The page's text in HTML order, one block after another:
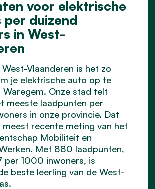
voor elektrische
per duizend
in West-
West-Vlaanderen is het zo
je elektrische auto op te
Waregem. Onze stad telt
meeste laadpunten per
in onze provincie. Dat
recente meting van het
Mobiliteit en
Met 880 laadpunten,
per 1000 inwoners, is
beste leerling van de West-